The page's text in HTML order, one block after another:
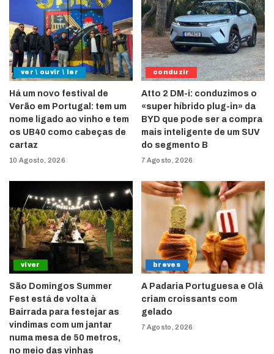
ver \ ouvir \ ler
Há um novo festival de
Verão em Portugal: tem um
nome ligado ao vinho e tem
os UB40 como cabeças de
cartaz
10 Agosto, 2026
conduzir
Atto 2 DM-i: conduzimos o
«super híbrido plug-in» da
BYD que pode ser a compra
mais inteligente de um SUV
do segmento B
7 Agosto, 2026
viver
São Domingos Summer
Fest está de volta à
Bairrada para festejar as
vindimas com um jantar
numa mesa de 50 metros,
no meio das vinhas
breves
A Padaria Portuguesa e Olá
criam croissants com
gelado
7 Agosto, 2026